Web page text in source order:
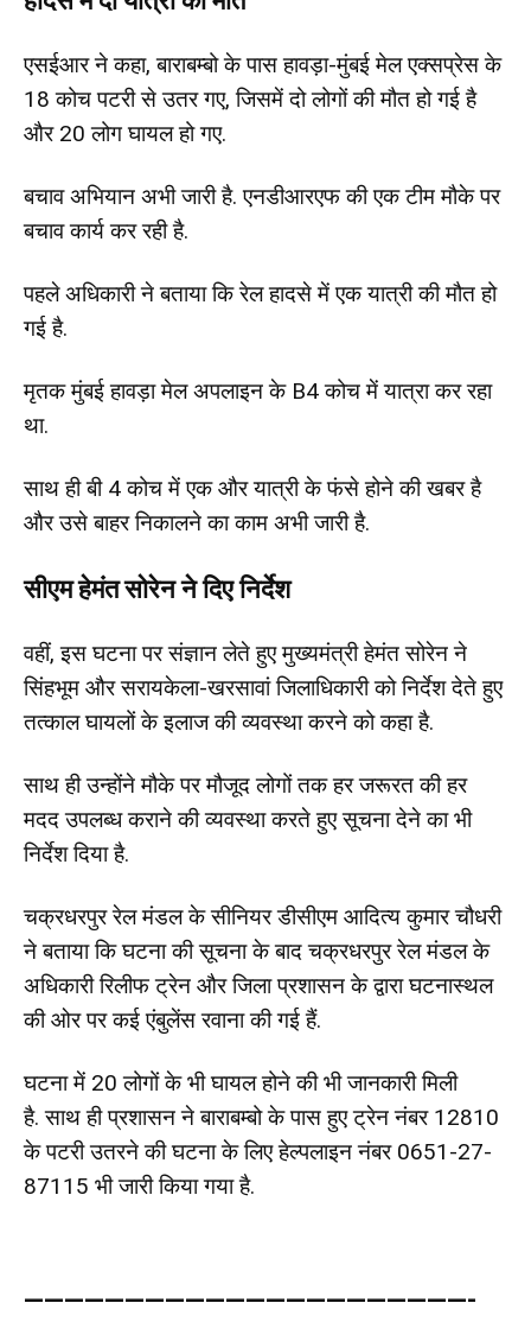
एसईआर ने कहा, बाराबम्बो के पास हावड़ा-मुंबई मेल एक्सप्रेस के
18 कोच पटरी से उतर गए, जिसमें दो लोगों की मौत हो गई है
और 20 लोग घायल हो गए.
बचाव अभियान अभी जारी है. एनडीआरएफ की एक टीम मौके पर
बचाव कार्य कर रही है.
पहले अधिकारी ने बताया कि रेल हादसे में एक यात्री की मौत हो
गई है.
मृतक मुंबई हावड़ा मेल अपलाइन के B4 कोच में यात्रा कर रहा
था.
साथ ही बी 4 कोच में एक और यात्री के फंसे होने की खबर है
और उसे बाहर निकालने का काम अभी जारी है.
सीएम हेमंत सोरेन ने दिए निर्देश
वहीं, इस घटना पर संज्ञान लेते हुए मुख्यमंत्री हेमंत सोरेन ने
सिंहभूम और सरायकेला-खरसावां जिलाधिकारी को निर्देश देते हुए
तत्काल घायलों के इलाज की व्यवस्था करने को कहा है.
साथ ही उन्होंने मौके पर मौजूद लोगों तक हर जरूरत की हर
मदद उपलब्ध कराने की व्यवस्था करते हुए सूचना देने का भी
निर्देश दिया है.
चक्रधरपुर रेल मंडल के सीनियर डीसीएम आदित्य कुमार चौधरी
ने बताया कि घटना की सूचना के बाद चक्रधरपुर रेल मंडल के
अधिकारी रिलीफ ट्रेन और जिला प्रशासन के द्वारा घटनास्थल
की ओर पर कई एंबुलेंस रवाना की गई हैं.
घटना में 20 लोगों के भी घायल होने की भी जानकारी मिली
है. साथ ही प्रशासन ने बाराबम्बो के पास हुए ट्रेन नंबर 12810
के पटरी उतरने की घटना के लिए हेल्पलाइन नंबर 0651-27-
87115 भी जारी किया गया है.
——————————————————————-